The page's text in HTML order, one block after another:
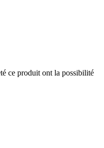
ce produit ont la possibilité